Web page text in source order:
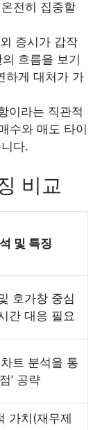
전히 집중할
증시가 갑작
흐름을 보기
하게 대처가 가
이라는 직관적
수와 매도 타이
다.
비교
및 특징
호가창 중심
간 대응 필요
트 분석을 통
’ 공략
가치(재무제